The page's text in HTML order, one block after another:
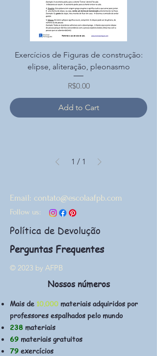
Exercícios de Figuras de construção:
elipse, aliteração, pleonasmo
Price
R$0.00
Add to Cart
1 / 1
Email: contato@escolaafpb.com
Follow us:
Política de Devolução
Perguntas Frequentes
© 2023 by AFPB
Nossos números
Mais de 10.000 materiais adquiridos por
professores espalhados pelo mundo
238 materiais
69 materiais gratuitos
79 exercícios